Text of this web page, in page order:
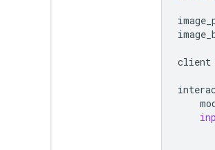
client